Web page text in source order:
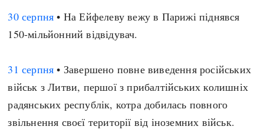
30 серпня • На Ейфелеву вежу в Парижі піднявся
150-мільйонний відвідувач.
31 серпня • Завершено повне виведення російських
військ з Литви, першої з прибалтійських колишніх
радянських республік, котра добилась повного
звільнення своєї території від іноземних військ.